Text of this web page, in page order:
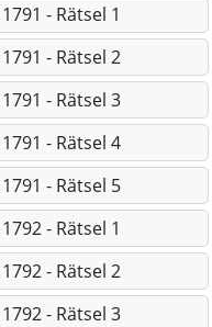
- Rätsel 1
- Rätsel 2
- Rätsel 3
- Rätsel 4
- Rätsel 5
- Rätsel 1
- Rätsel 2
- Rätsel 3